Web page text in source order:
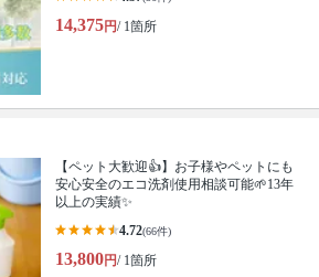
14,375円/ 1箇所
【ペット大歓迎👍】お子様やペットにも
安心安全のエコ洗剤使用相談可能🌱13年
以上の実績✨
4.72(66件)
13,800円/ 1箇所